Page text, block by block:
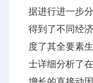
据进行进一步
得到了不同经
度了其全要素
士详细分析了